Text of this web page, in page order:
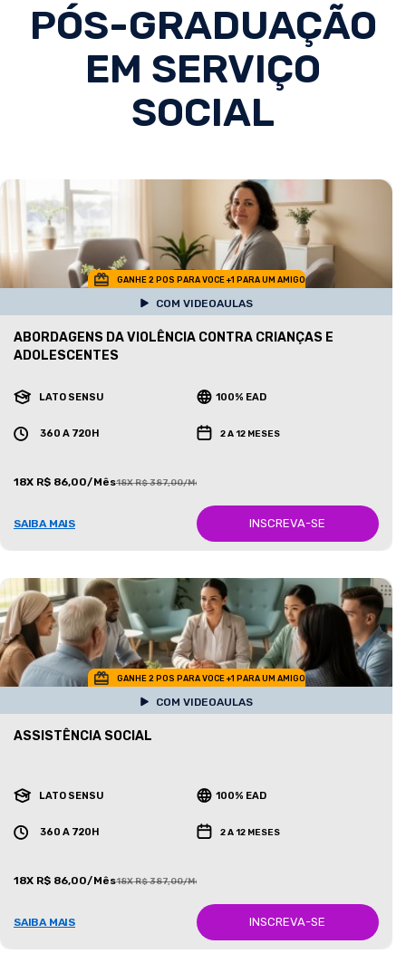
PÓS-GRADUAÇÃO
EM SERVIÇO
SOCIAL
GANHE 2 POS PARA VOCE +1 PARA UM AMIGO
COM VIDEOAULAS
ABORDAGENS DA VIOLÊNCIA CONTRA CRIANÇAS E
ADOLESCENTES
LATO SENSU 100% EAD
360 A 720H 2 A 12 MESES
18X R$ 86,00/Mês18X R$ 387,00/Mês
SAIBA MAIS INSCREVA-SE
GANHE 2 POS PARA VOCE +1 PARA UM AMIGO
COM VIDEOAULAS
ASSISTÊNCIA SOCIAL
LATO SENSU 100% EAD
360 A 720H 2 A 12 MESES
18X R$ 86,00/Mês18X R$ 387,00/Mês
SAIBA MAIS INSCREVA-SE